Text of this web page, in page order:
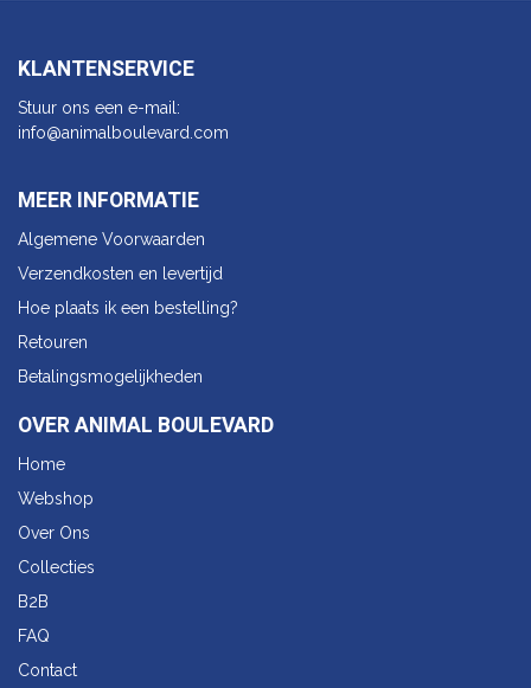
KLANTENSERVICE
Stuur ons een e-mail:
info@animalbo​ulevard.com
MEER INFORMATIE
Algemene Voorwaarden
Verzendkosten en levertijd
Hoe plaats ik een bestelling?
Retouren
Betalingsmogelijkheden
OVER ANIMAL BOULEVARD
Home
Webshop
Over Ons
Collecties
B2B
FAQ
Contact